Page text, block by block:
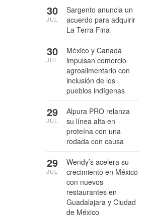
Sargento anuncia un
acuerdo para adquirir
La Terra Fina
30
JUL
México y Canadá
impulsan comercio
agroalimentario con
inclusión de los
pueblos indígenas
30
JUL
Alpura PRO relanza
su línea alta en
proteína con una
rodada con causa
29
JUL
Wendy’s acelera su
crecimiento en México
con nuevos
restaurantes en
Guadalajara y Ciudad
de México
29
JUL